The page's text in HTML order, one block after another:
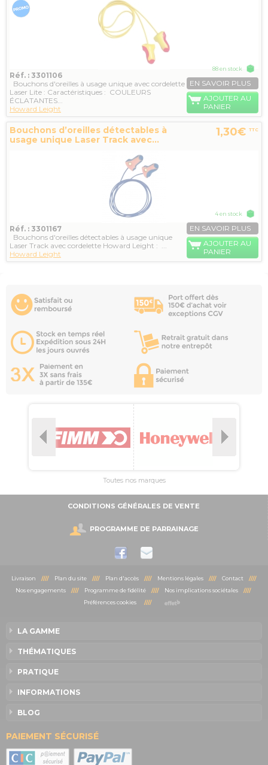
Réf. : 3301106
Bouchons d'oreilles à usage unique avec cordelette
Laser Lite : Caractéristiques : COULEURS
ÉCLATANTES...
Howard Leight
88 en stock
EN SAVOIR PLUS
AJOUTER AU
PANIER
Bouchons d’oreilles détectables à
usage unique Laser Track avec...
1,30€ TTC
Réf. : 3301167
Bouchons d'oreilles détectables à usage unique
Laser Track avec cordelette Howard Leight : ...
Howard Leight
4 en stock
EN SAVOIR PLUS
AJOUTER AU
PANIER
Toutes nos marques
CONDITIONS GÉNÉRALES DE VENTE
PROGRAMME DE PARRAINAGE
Livraison //// Plan du site //// Plan d'accès //// Mentions légales //// Contact ////
Nos engagements//// Programme de fidélité//// Nos implications sociétales////
Préférences cookies
////
LA GAMME
THÉMATIQUES
PRATIQUE
INFORMATIONS
BLOG
PAIEMENT SÉCURISÉ